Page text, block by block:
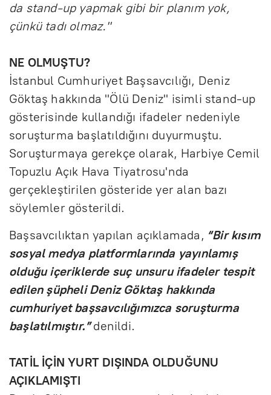
da stand-up yapmak gibi bir planım yok,
çünkü tadı olmaz."
NE OLMUŞTU?
İstanbul Cumhuriyet Başsavcılığı, Deniz
Göktaş hakkında "Ölü Deniz" isimli stand-up
gösterisinde kullandığı ifadeler nedeniyle
soruşturma başlatıldığını duyurmuştu.
Soruşturmaya gerekçe olarak, Harbiye Cemil
Topuzlu Açık Hava Tiyatrosu'nda
gerçekleştirilen gösteride yer alan bazı
söylemler gösterildi.
Başsavcılıktan yapılan açıklamada, “Bir kısım
sosyal medya platformlarında yayınlamış
olduğu içeriklerde suç unsuru ifadeler tespit
edilen şüpheli Deniz Göktaş hakkında
cumhuriyet başsavcılığımızca soruşturma
başlatılmıştır.”denildi.
TATİL İÇİN YURT DIŞINDA OLDUĞUNU
AÇIKLAMIŞTI